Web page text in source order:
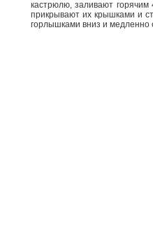
кастрюлю, заливают
прикрывают их крышками и
горлышками вниз и медленно